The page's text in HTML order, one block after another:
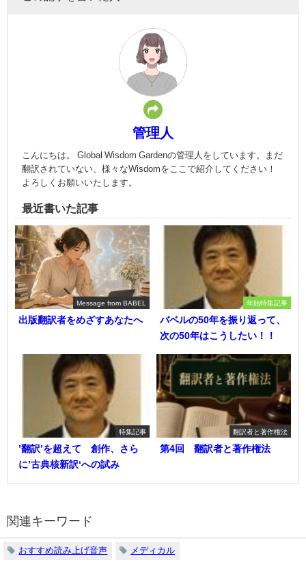
管理人
こんにちは。 Global Wisdom Gardenの管理人をしています。まだ
翻訳されていない、様々なWisdomをここで紹介してください！
よろしくお願いいたします。
最近書いた記事
Message from BABEL
出版翻訳者をめざすあなたへ
年始特集記事
バベルの50年を振り返って、
次の50年はこうしたい！！
特集記事
’翻訳’を超えて 創作、さら
に’古典核新訳‘への試み
翻訳者と著作権法
第4回 翻訳者と著作権法
関連キーワード
おすすめ読み上げ音声 メディカル